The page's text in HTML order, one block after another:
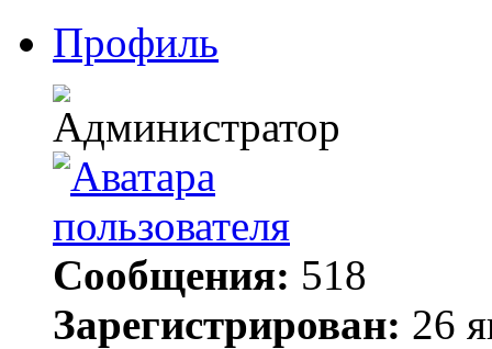
Профиль
Сообщения: 518
Зарегистрирован: 26